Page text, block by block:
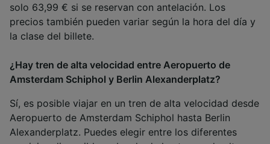
solo 63,99 € si se reservan con antelación. Los
precios también pueden variar según la hora del día y
la clase del billete.
¿Hay tren de alta velocidad entre Aeropuerto de
Amsterdam Schiphol y Berlin Alexanderplatz?
Sí, es posible viajar en un tren de alta velocidad desde
Aeropuerto de Amsterdam Schiphol hasta Berlin
Alexanderplatz. Puedes elegir entre los diferentes